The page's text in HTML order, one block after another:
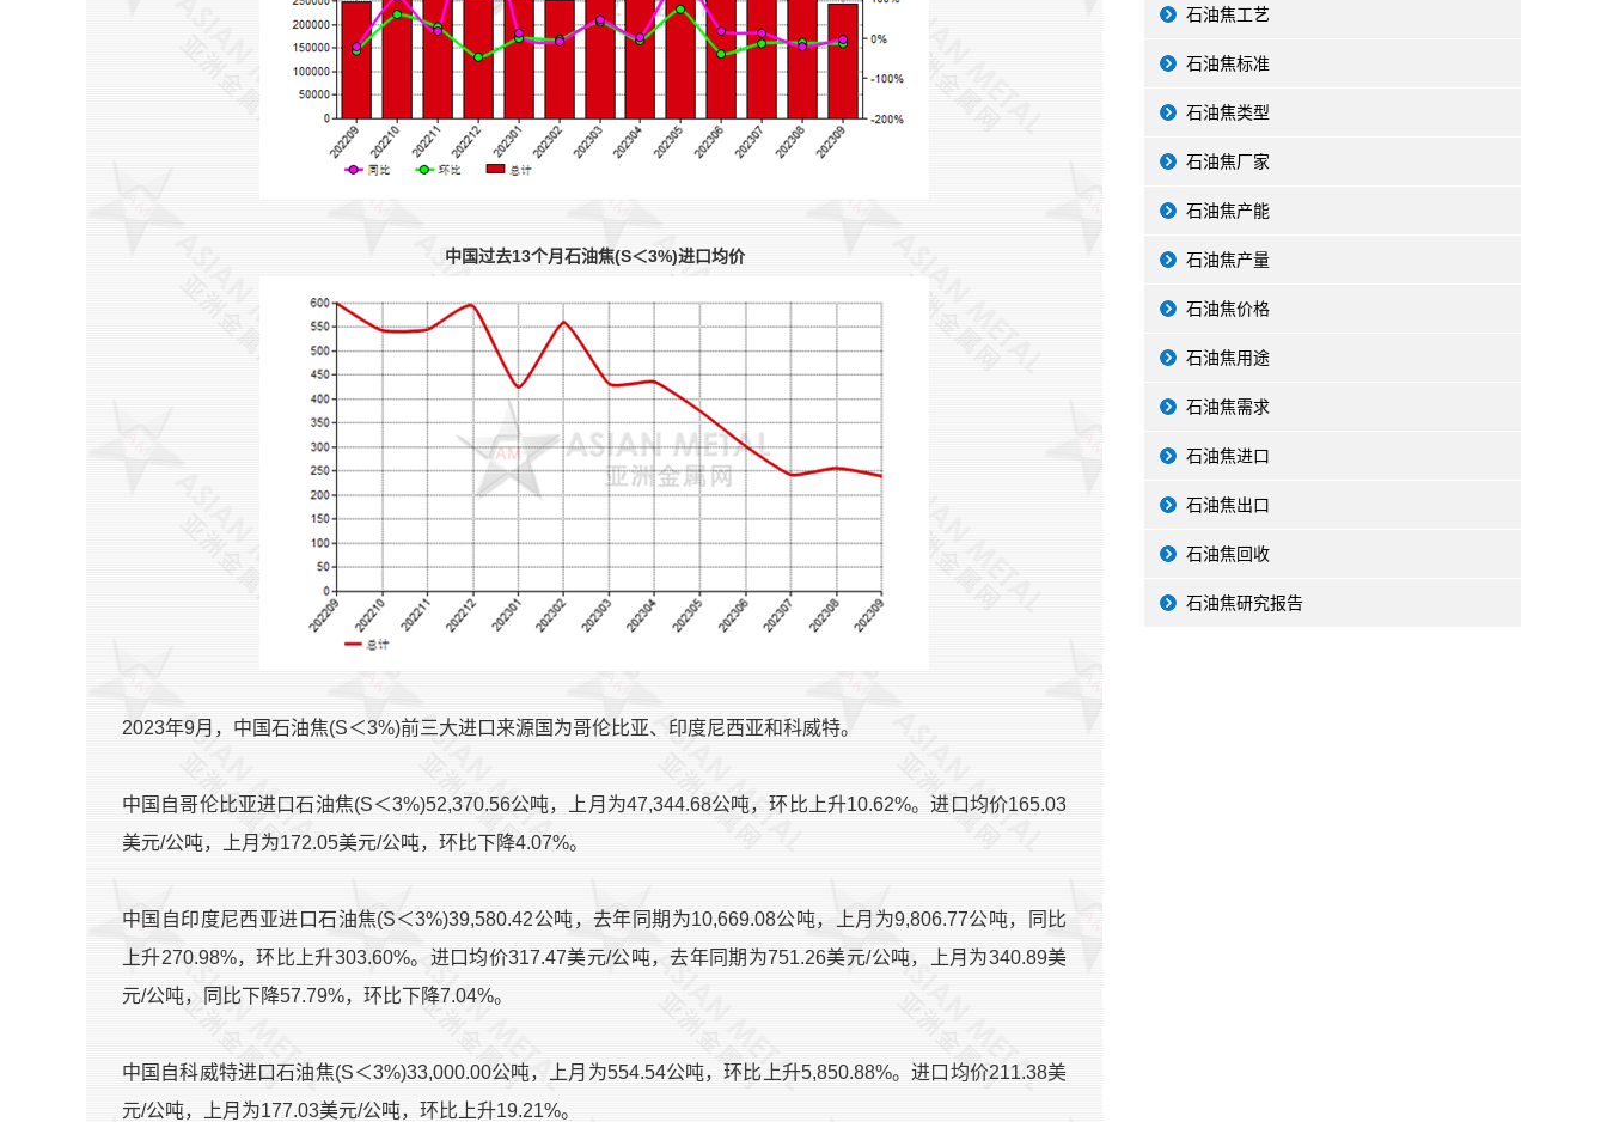
中国过去13个月石油焦(S＜3%)进口均价
2023年9月，中国石油焦(S＜3%)前三大进口来源国为哥伦比亚、印度尼西亚和科威特。
中国自哥伦比亚进口石油焦(S＜3%)52,370.56公吨，上月为47,344.68公吨，环比上升10.62%。进口均价165.03
美元/公吨，上月为172.05美元/公吨，环比下降4.07%。
中国自印度尼西亚进口石油焦(S＜3%)39,580.42公吨，去年同期为10,669.08公吨，上月为9,806.77公吨，同比
上升270.98%，环比上升303.60%。进口均价317.47美元/公吨，去年同期为751.26美元/公吨，上月为340.89美
元/公吨，同比下降57.79%，环比下降7.04%。
中国自科威特进口石油焦(S＜3%)33,000.00公吨，上月为554.54公吨，环比上升5,850.88%。进口均价211.38美
元/公吨，上月为177.03美元/公吨，环比上升19.21%。
石油焦工艺
石油焦标准
石油焦类型
石油焦厂家
石油焦产能
石油焦产量
石油焦价格
石油焦用途
石油焦需求
石油焦进口
石油焦出口
石油焦回收
石油焦研究报告